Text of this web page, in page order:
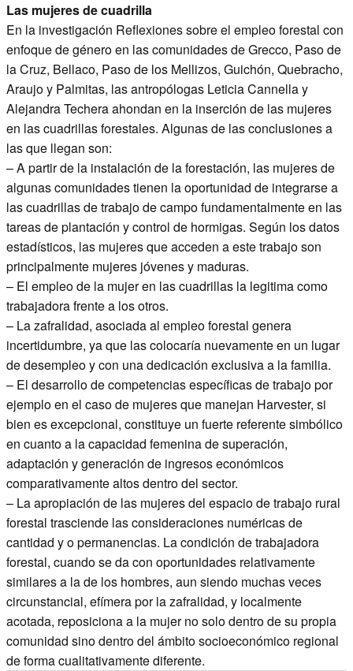
Las mujeres de cuadrilla
En la investigación Reflexiones sobre el empleo forestal con
enfoque de género en las comunidades de Grecco, Paso de
la Cruz, Bellaco, Paso de los Mellizos, Guichón, Quebracho,
Araujo y Palmitas, las antropólogas Leticia Cannella y
Alejandra Techera ahondan en la inserción de las mujeres
en las cuadrillas forestales. Algunas de las conclusiones a
las que llegan son:
– A partir de la instalación de la forestación, las mujeres de
algunas comunidades tienen la oportunidad de integrarse a
las cuadrillas de trabajo de campo fundamentalmente en las
tareas de plantación y control de hormigas. Según los datos
estadísticos, las mujeres que acceden a este trabajo son
principalmente mujeres jóvenes y maduras.
– El empleo de la mujer en las cuadrillas la legitima como
trabajadora frente a los otros.
– La zafralidad, asociada al empleo forestal genera
incertidumbre, ya que las colocaría nuevamente en un lugar
de desempleo y con una dedicación exclusiva a la familia.
– El desarrollo de competencias específicas de trabajo por
ejemplo en el caso de mujeres que manejan Harvester, si
bien es excepcional, constituye un fuerte referente simbólico
en cuanto a la capacidad femenina de superación,
adaptación y generación de ingresos económicos
comparativamente altos dentro del sector.
– La apropiación de las mujeres del espacio de trabajo rural
forestal trasciende las consideraciones numéricas de
cantidad y o permanencias. La condición de trabajadora
forestal, cuando se da con oportunidades relativamente
similares a la de los hombres, aun siendo muchas veces
circunstancial, efímera por la zafralidad, y localmente
acotada, reposiciona a la mujer no solo dentro de su propia
comunidad sino dentro del ámbito socioeconómico regional
de forma cualitativamente diferente.